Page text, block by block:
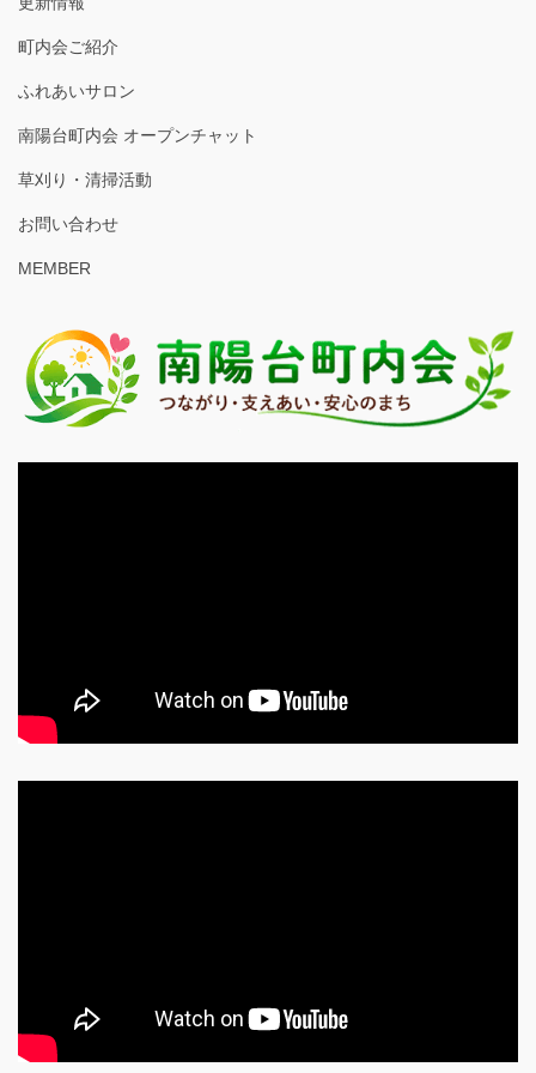
町内会ご紹介
ふれあいサロン
南陽台町内会 オープンチャット
草刈り・清掃活動
お問い合わせ
MEMBER